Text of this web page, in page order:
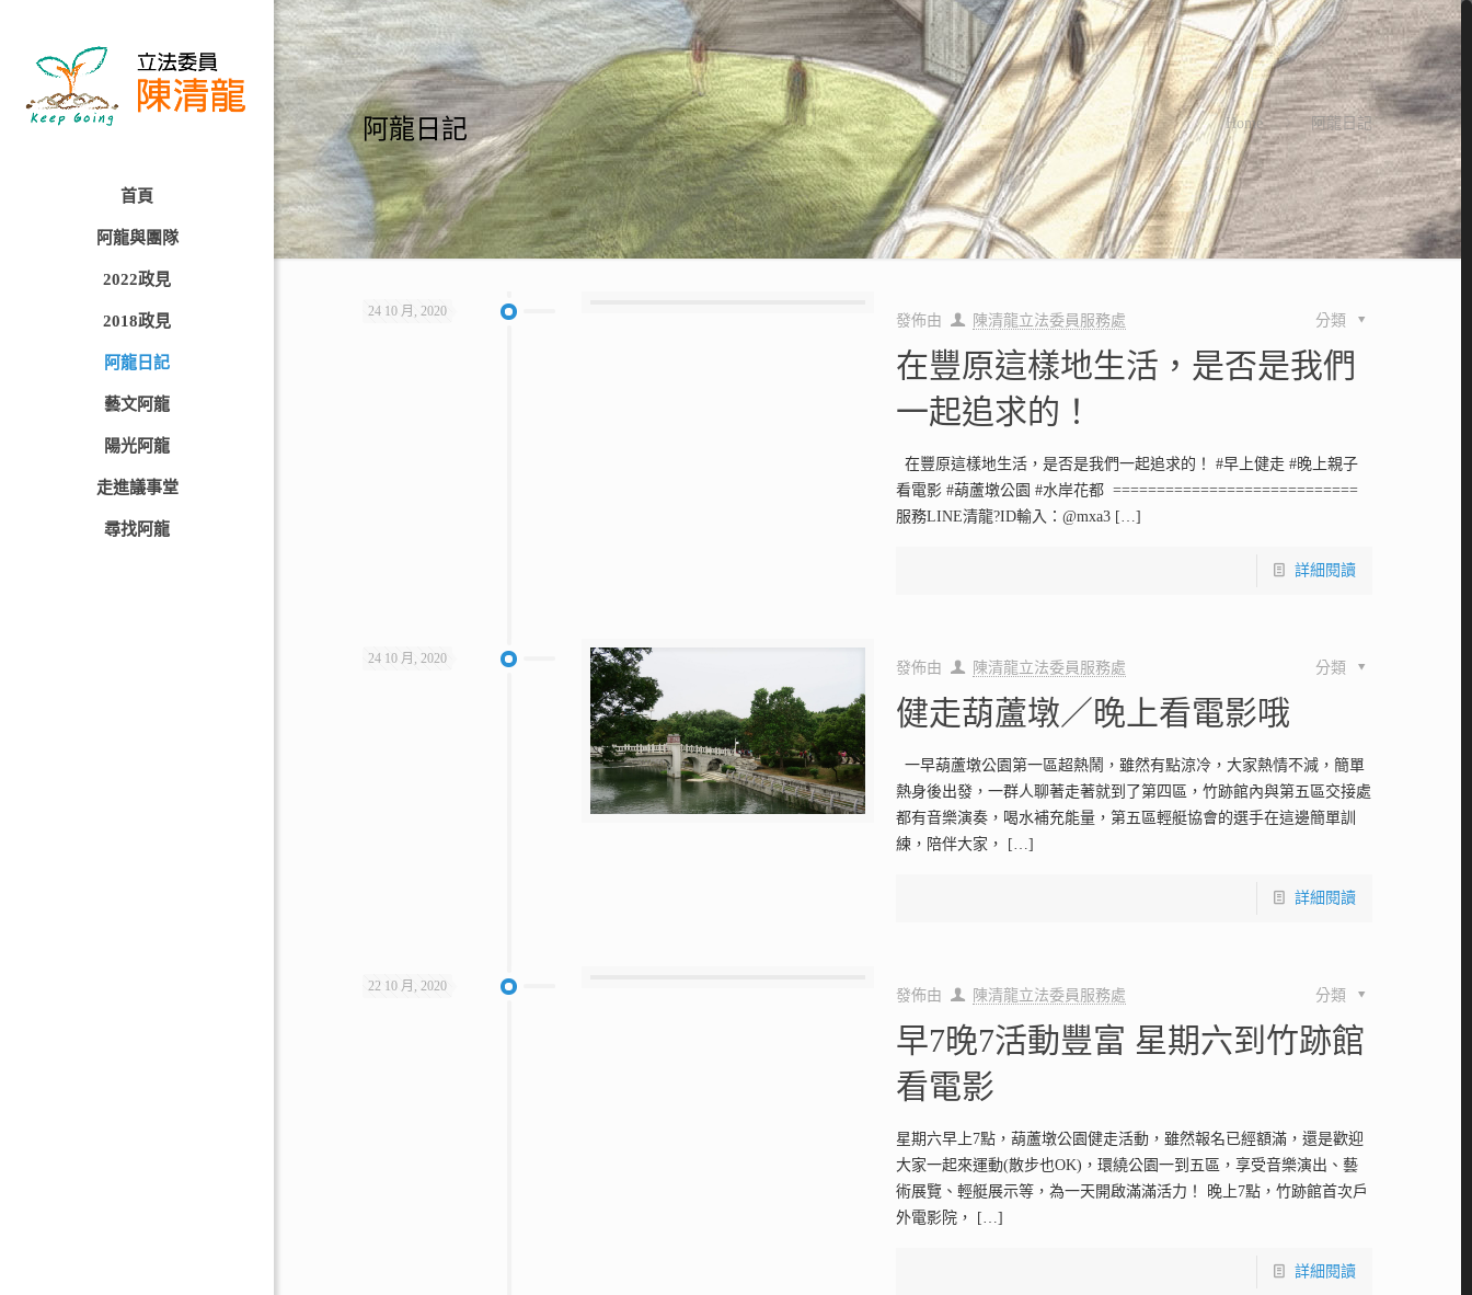
首頁
阿龍與團隊
2022政見
2018政見
阿龍日記
藝文阿龍
陽光阿龍
走進議事堂
尋找阿龍
阿龍日記 Home 阿龍日記
24 10 月, 2020
發佈由 陳清龍立法委員服務處 分類
在豐原這樣地生活，是否是我們
一起追求的！
在豐原這樣地生活，是否是我們一起追求的！ #早上健走 #晚上親子
看電影 #葫蘆墩公園 #水岸花都 ============================
服務LINE清龍?ID輸入：@mxa3 […]
詳細閱讀
24 10 月, 2020
發佈由 陳清龍立法委員服務處 分類
健走葫蘆墩／晚上看電影哦
一早葫蘆墩公園第一區超熱鬧，雖然有點涼冷，大家熱情不減，簡單
熱身後出發，一群人聊著走著就到了第四區，竹跡館內與第五區交接處
都有音樂演奏，喝水補充能量，第五區輕艇協會的選手在這邊簡單訓
練，陪伴大家，
[…]
詳細閱讀
22 10 月, 2020
發佈由 陳清龍立法委員服務處 分類
早7晚7活動豐富 星期六到竹跡館
看電影
星期六早上7點，葫蘆墩公園健走活動，雖然報名已經額滿，還是歡迎
大家一起來運動(散步也OK)，環繞公園一到五區，享受音樂演出、藝
術展覽、輕艇展示等，為一天開啟滿滿活力！ 晚上7點，竹跡館首次戶
外電影院，
[…]
詳細閱讀